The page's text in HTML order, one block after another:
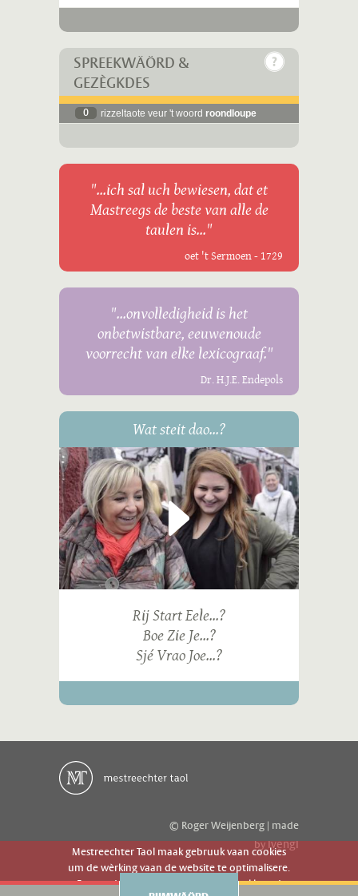
SPREEKWÄÖRD &
GEZÈGKDES
0 rizzeltaote veur 't woord roondloupe
"...ich sal uch bewiesen, dat et
Mastreegs de beste van alle de
taulen is..."
oet 't Sermoen - 1729
"...onvolledigheid is het
onbetwistbare, eeuwenoude
voorrecht van elke lexicograaf."
Dr. H.J.E. Endepols
Wat steit dao...?
Rij Start Eele...?
Boe Zie Je...?
Sjé Vrao Joe...?
© Roger Weijenberg | made
byivengi
Mestreechter Taol maak gebruuk vaan cookies
um de wèrking vaan de website te optimalisere.
Es geer de website gebruuk gaot g'r akkoord